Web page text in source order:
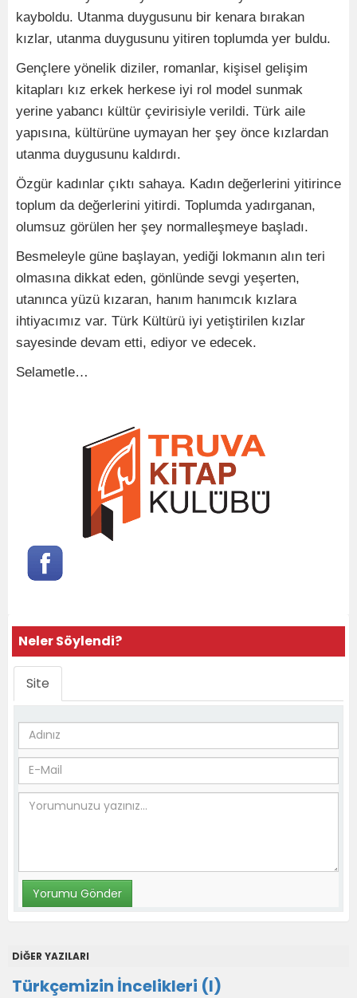
kayboldu. Utanma duygusunu bir kenara bırakan
kızlar, utanma duygusunu yitiren toplumda yer buldu.
Gençlere yönelik diziler, romanlar, kişisel gelişim
kitapları kız erkek herkese iyi rol model sunmak
yerine yabancı kültür çevirisiyle verildi. Türk aile
yapısına, kültürüne uymayan her şey önce kızlardan
utanma duygusunu kaldırdı.
Özgür kadınlar çıktı sahaya. Kadın değerlerini yitirince
toplum da değerlerini yitirdi. Toplumda yadırganan,
olumsuz görülen her şey normalleşmeye başladı.
Besmeleyle güne başlayan, yediği lokmanın alın teri
olmasına dikkat eden, gönlünde sevgi yeşerten,
utanınca yüzü kızaran, hanım hanımcık kızlara
ihtiyacımız var. Türk Kültürü iyi yetiştirilen kızlar
sayesinde devam etti, ediyor ve edecek.
Selametle…
Neler Söylendi?
Site
DİĞER YAZILARI
Türkçemizin İncelikleri (I)